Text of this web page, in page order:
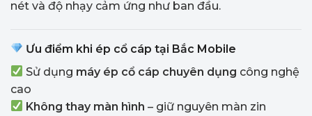
nét và độ nhạy cảm ứng như ban đầu.
Ưu điểm khi ép cổ cáp tại Bắc Mobile
Sử dụng máy ép cổ cáp chuyên dụng công nghệ
cao
Không thay màn hình – giữ nguyên màn zin